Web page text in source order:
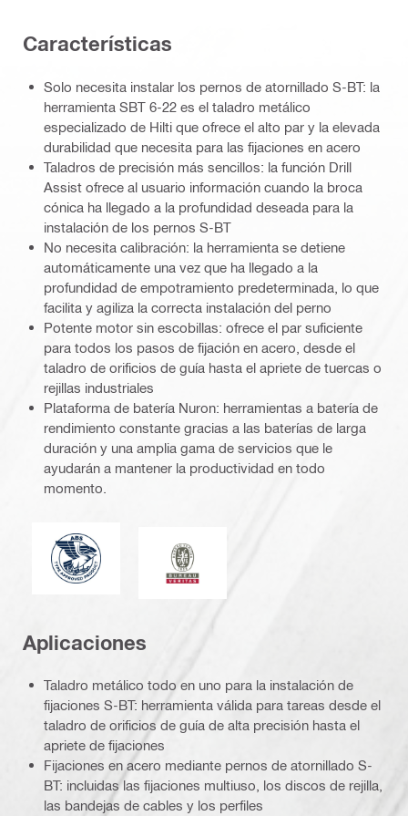
Características
Solo necesita instalar los pernos de atornillado S-BT: la
herramienta SBT 6-22 es el taladro metálico
especializado de Hilti que ofrece el alto par y la elevada
durabilidad que necesita para las fijaciones en acero
Taladros de precisión más sencillos: la función Drill
Assist ofrece al usuario información cuando la broca
cónica ha llegado a la profundidad deseada para la
instalación de los pernos S-BT
No necesita calibración: la herramienta se detiene
automáticamente una vez que ha llegado a la
profundidad de empotramiento predeterminada, lo que
facilita y agiliza la correcta instalación del perno
Potente motor sin escobillas: ofrece el par suficiente
para todos los pasos de fijación en acero, desde el
taladro de orificios de guía hasta el apriete de tuercas o
rejillas industriales
Plataforma de batería Nuron: herramientas a batería de
rendimiento constante gracias a las baterías de larga
duración y una amplia gama de servicios que le
ayudarán a mantener la productividad en todo
momento.
American Bureau of Shipping
Bureau Veritas
Aplicaciones
Taladro metálico todo en uno para la instalación de
fijaciones S-BT: herramienta válida para tareas desde el
taladro de orificios de guía de alta precisión hasta el
apriete de fijaciones
Fijaciones en acero mediante pernos de atornillado S-
BT: incluidas las fijaciones multiuso, los discos de rejilla,
las bandejas de cables y los perfiles